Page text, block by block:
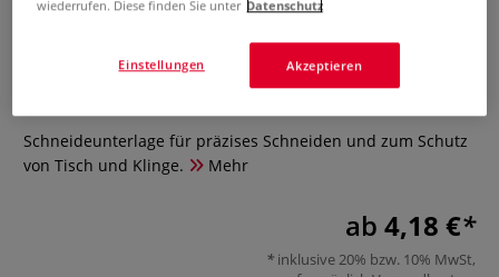
I LOVE ART Schneidematte
Cutting Mat
Schneideunterlage für präzises Schneiden und zum Schutz
von Tisch und Klinge.
Mehr
ab 4,18 €
inklusive 20% bzw. 10% MwSt,
wiederrufen. Diese finden Sie unter Datenschutz
Akzeptieren
Einstellungen